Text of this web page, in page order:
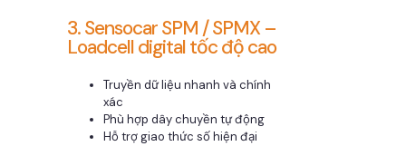
3. Sensocar SPM / SPMX –
Loadcell digital tốc độ cao
Truyền dữ liệu nhanh và chính
xác
Phù hợp dây chuyền tự động
Hỗ trợ giao thức số hiện đại